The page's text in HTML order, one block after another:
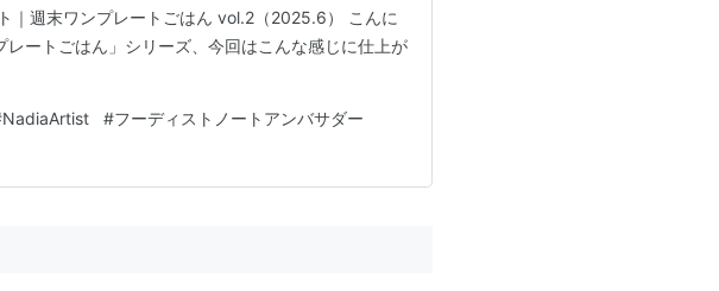
｜週末ワンプレートごはん vol.2（2025.6） こんに
ートごはん」シリーズ、今回はこんな感じに仕上が
NadiaArtist #フーディストノートアンバサダー